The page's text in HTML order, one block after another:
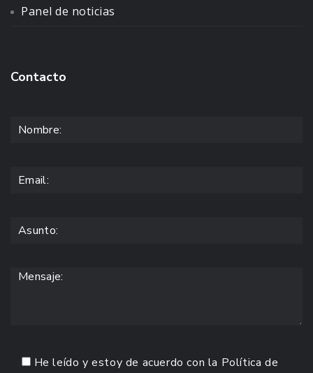
Panel de noticias
Contacto
He leído y estoy de acuerdo con la Política de